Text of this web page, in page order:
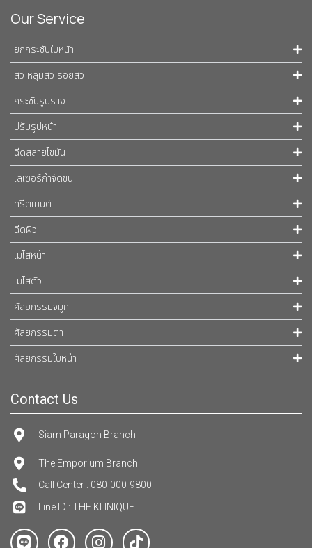
Our Service
ยกกระชับใบหน้า
สิว หลุมสิว รอยสิว
กระชับรูปร่าง
ปรับรูปหน้า
ฉีดสลายไขมัน
เลเซอร์กำจัดขน
ทรีตเมนต์
ฉีดผิว
เมโสหน้า
เมโสตัว
ศัลยกรรมจมูก
ศัลยกรรมตา
ศัลยกรรมใบหน้า
Contact Us
Siam Paragon Branch
The Emporium Branch
Call Center : 080-000-9800
Line ID : THE KLINIQUE